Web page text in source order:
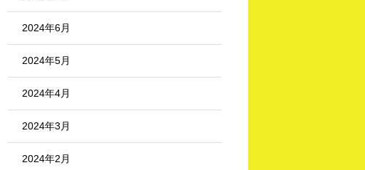
2024年6月
2024年5月
2024年4月
2024年3月
2024年2月